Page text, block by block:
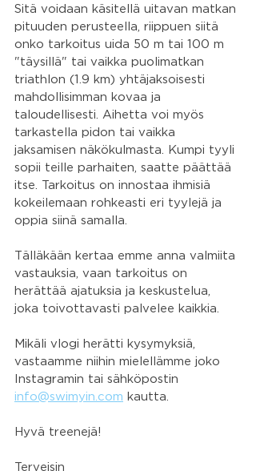
Sitä voidaan käsitellä uitavan matkan
pituuden perusteella, riippuen siitä
onko tarkoitus uida 50 m tai 100 m
"täysillä" tai vaikka puolimatkan
triathlon (1.9 km) yhtäjaksoisesti
mahdollisimman kovaa ja
taloudellisesti. Aihetta voi myös
tarkastella pidon tai vaikka
jaksamisen näkökulmasta. Kumpi tyyli
sopii teille parhaiten, saatte päättää
itse. Tarkoitus on innostaa ihmisiä
kokeilemaan rohkeasti eri tyylejä ja
oppia siinä samalla.
Tälläkään kertaa emme anna valmiita
vastauksia, vaan tarkoitus on
herättää ajatuksia ja keskustelua,
joka toivottavasti palvelee kaikkia.
Mikäli vlogi herätti kysymyksiä,
vastaamme niihin mielellämme joko
Instagramin tai sähköpostin
info@swimyin.com kautta.
Hyvä treenejä!
Terveisin